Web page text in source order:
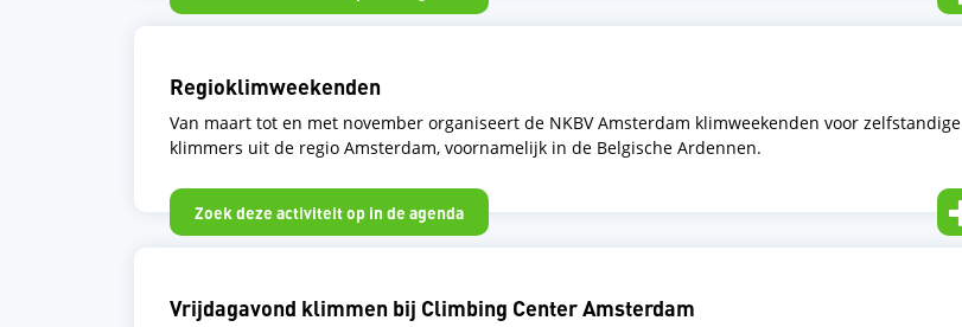
Regioklimweekenden
Van maart tot en met november organiseert de NKBV Amsterdam klimweekenden voor zelfstandige
klimmers uit de regio Amsterdam, voornamelijk in de Belgische Ardennen.
Zoek deze activiteit op in de agenda
Vrijdagavond klimmen bij Climbing Center Amsterdam